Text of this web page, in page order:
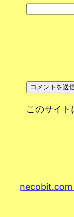
このサイ
necobit.com